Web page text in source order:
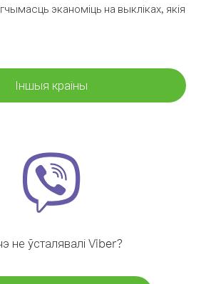
эканоміць на выкліках, якія
Іншыя краіны
не ўсталявалі Viber?